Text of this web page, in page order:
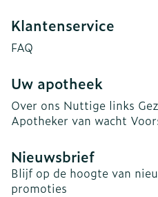
Klantenservice
FAQ
Uw apotheek
Over ons Nuttige links
Apotheker van wacht
Nieuwsbrief
Blijf op de hoogte van
promoties